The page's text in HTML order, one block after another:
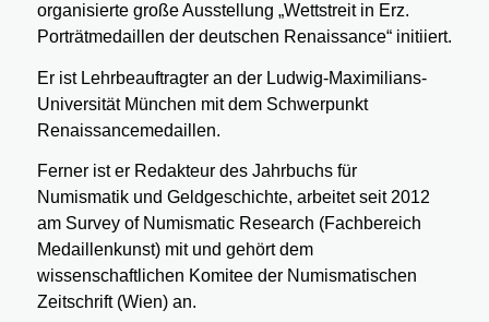
organisierte große Ausstellung „Wettstreit in Erz.
Porträtmedaillen der deutschen Renaissance“ initiiert.
Er ist Lehrbeauftragter an der Ludwig-Maximilians-
Universität München mit dem Schwerpunkt
Renaissancemedaillen.
Ferner ist er Redakteur des Jahrbuchs für
Numismatik und Geldgeschichte, arbeitet seit 2012
am Survey of Numismatic Research (Fachbereich
Medaillenkunst) mit und gehört dem
wissenschaftlichen Komitee der Numismatischen
Zeitschrift (Wien) an.